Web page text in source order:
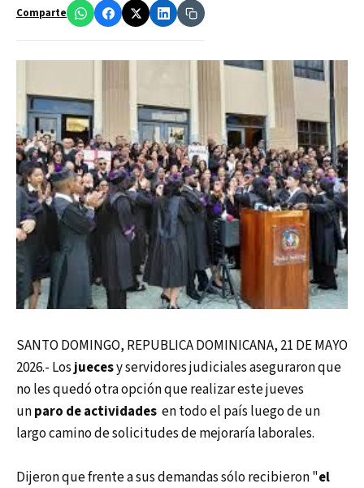
Comparte
SANTO DOMINGO, REPUBLICA DOMINICANA, 21 DE MAYO
2026.- Losjuecesy servidores judiciales aseguraron que
no les quedó otra opción que realizar este jueves
unparo de actividades en todo el país luego de un
largo camino de solicitudes de mejoraría laborales.
Dijeron que frente a sus demandas sólo recibieron "el